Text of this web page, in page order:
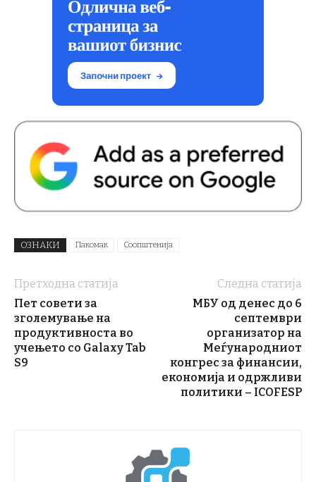
ОЗНАКИ Пакомак Соопштенија
Претходна статија
Пет совети за
зголемување на
продуктивноста во
учењето со Galaxy Tab
S9
Следна статија
МБУ од денес до 6
септември
организатор на
Меѓународниот
конгрес за финансии,
економија и одржливи
политики – ICOFESP